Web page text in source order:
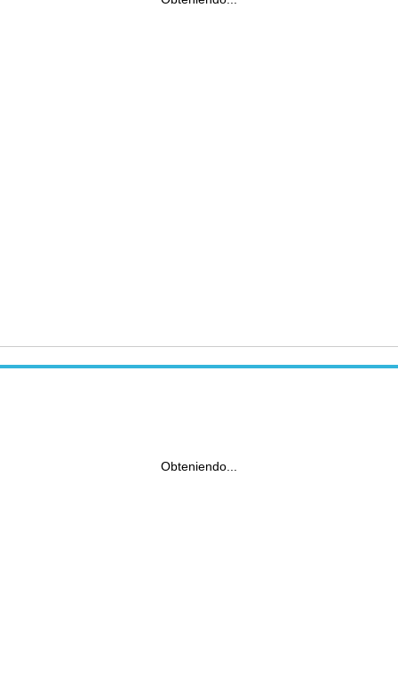
Obteniendo...